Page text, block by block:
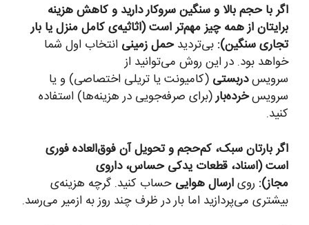
اگر با حجم بالا و سنگین سروکار دارید و کاهش هزینه
برایتان از همه چیز مهم‌تر است (اثاثیه‌ی کامل منزل یا بار
تجاری سنگین): بی‌تردیدحمل زمینی انتخاب اول شما
خواهد بود. در این روش می‌توانید از
سرویسدربستی (کامیونت یا تریلی اختصاصی) و یا
سرویسخرده‌بار(برای صرفه‌جویی در هزینه‌ها) استفاده
کنید.
اگر بارتان سبک، کم‌حجم و تحویل آن فوق‌العاده فوری
است (اسناد، قطعات یدکی حساس، داروی
مجاز): رویارسال هوایی حساب کنید. گرچه هزینه‌ی
بیشتری می‌پردازید اما بار در ظرف چند روز به ازمیر می‌رسد.